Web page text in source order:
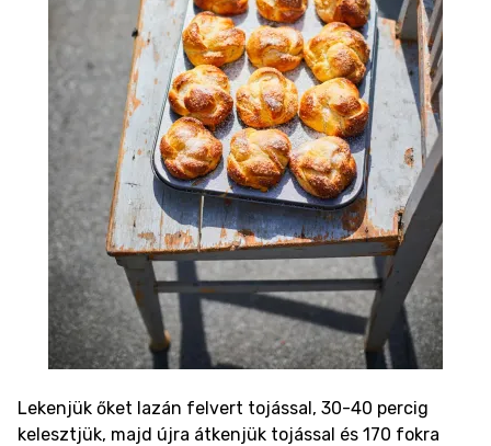
Lekenjük őket lazán felvert tojással, 30-40 percig
kelesztjük, majd újra átkenjük tojással és 170 fokra